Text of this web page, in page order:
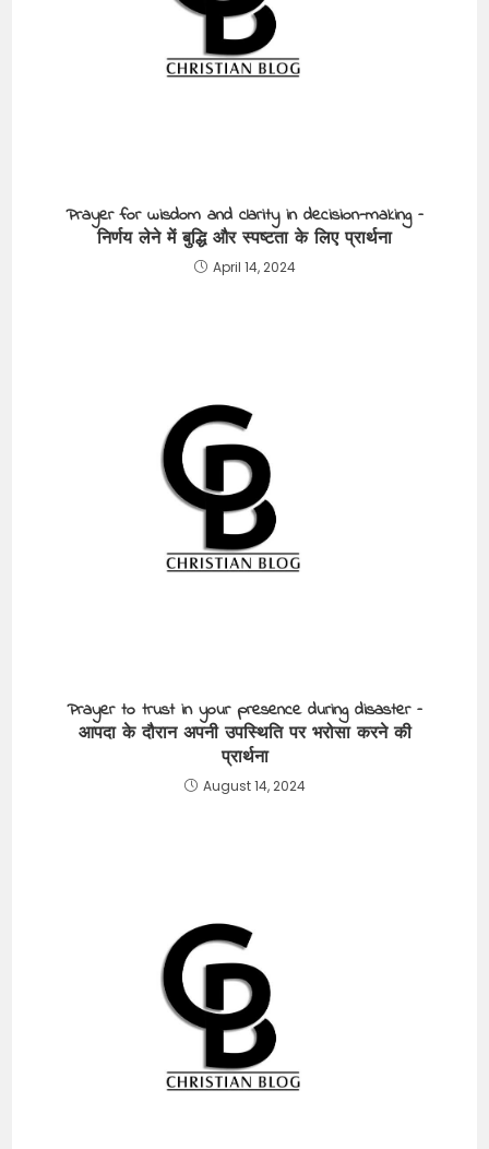
Prayer for wisdom and clarity in decision-making –
निर्णय लेने में बुद्धि और स्पष्टता के लिए प्रार्थना
April 14, 2024
Prayer to trust in your presence during disaster –
आपदा के दौरान अपनी उपस्थिति पर भरोसा करने की
प्रार्थना
August 14, 2024